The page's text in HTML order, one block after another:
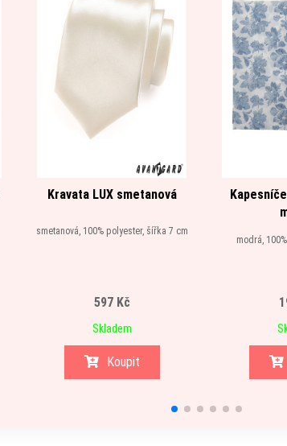
Kravata LUX smetanová
smetanová, 100% polyester, šířka 7 cm
597 Kč
Skladem
Koupit
modrá,